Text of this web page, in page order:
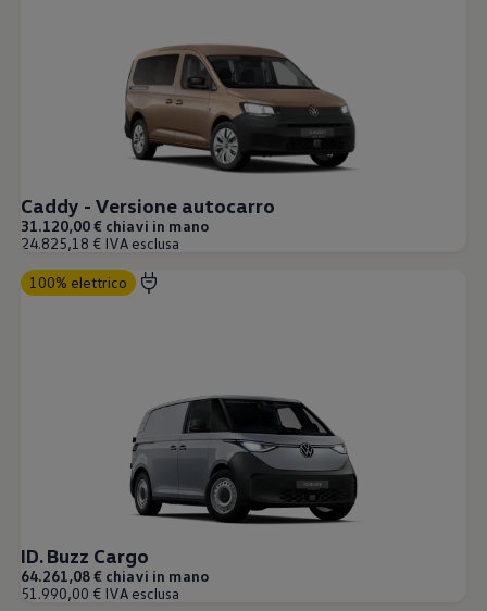
Caddy - Versione autocarro
31.120,00 € chiavi in mano
24.825,18 € IVA esclusa
100% elettrico
ID. Buzz Cargo
64.261,08 € chiavi in mano
51.990,00 € IVA esclusa